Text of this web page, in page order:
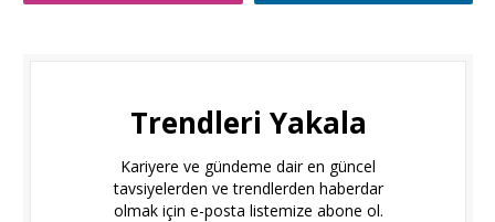
Trendleri Yakala
Kariyere ve gündeme dair en güncel
tavsiyelerden ve trendlerden haberdar
olmak için e-posta listemize abone ol.